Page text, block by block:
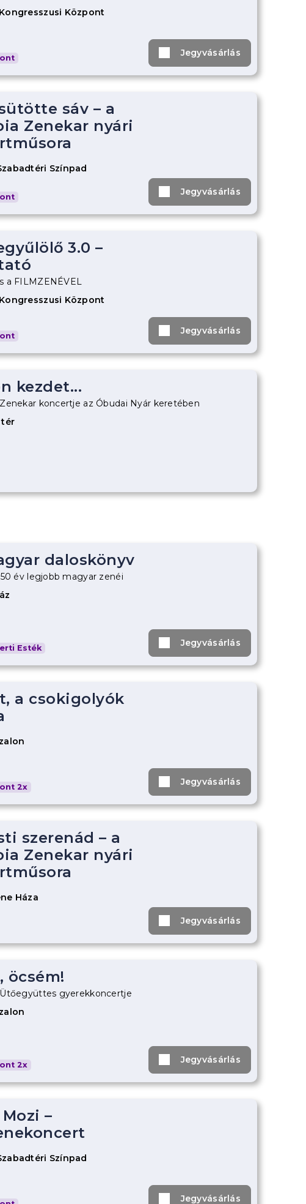
Központ
Jegyvásárlás
sáv – a
Zenekar nyári
Színpad
Jegyvásárlás
3.0 –
a FILMZENÉVEL
Központ
Jegyvásárlás
kezdet...
koncertje az Óbudai Nyár keretében
tér
daloskönyv
év legjobb magyar zenéi
Esték Jegyvásárlás
a csokigolyók
2x Jegyvásárlás
szerenád – a
Zenekar nyári
Háza
Jegyvásárlás
öcsém!
gyerekkoncertje
2x Jegyvásárlás
–
Színpad
Jegyvásárlás